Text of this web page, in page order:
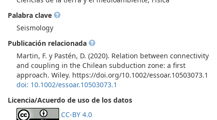
Palabra clave
Seismology
Publicación relacionada
Martin, F. y Pastén, D. (2020). Relation between connectivity
and coupling in the Chilean subduction zone: a first
approach. Wiley. https://doi.org/10.1002/essoar.10503073.1
doi: 10.1002/essoar.10503073.1
Licencia/Acuerdo de uso de los datos
CC-BY 4.0